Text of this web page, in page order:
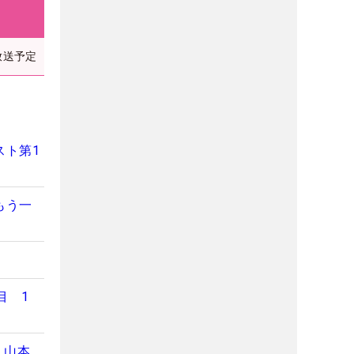
予定
ト第1
う一
1
山本